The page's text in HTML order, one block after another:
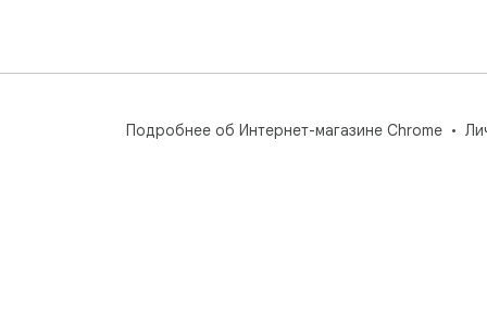
Подробнее об Интернет-магазине Chrome